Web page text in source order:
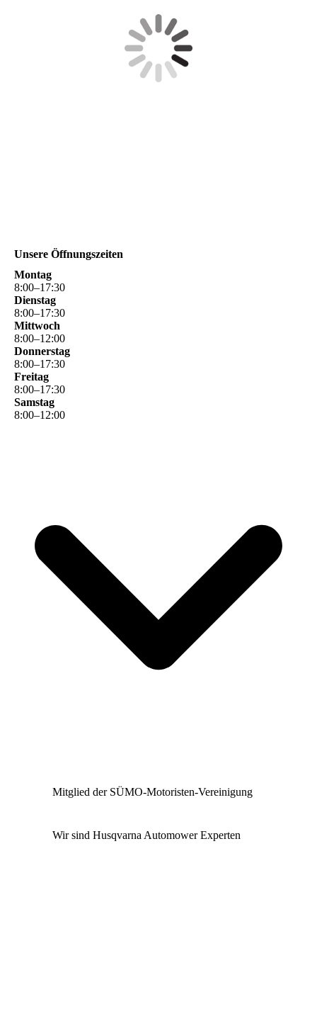
Unsere Öffnungszeiten
Montag
8:00–17:30
Dienstag
8:00–17:30
Mittwoch
8:00–12:00
Donnerstag
8:00–17:30
Freitag
8:00–17:30
Samstag
8:00–12:00
Mitglied der SÜMO-Motoristen-Vereinigung
Wir sind Husqvarna Automower Experten